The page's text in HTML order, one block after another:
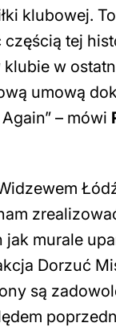
klubowej.
tej
w
umową
– mówi
murale
Dorzuć
są